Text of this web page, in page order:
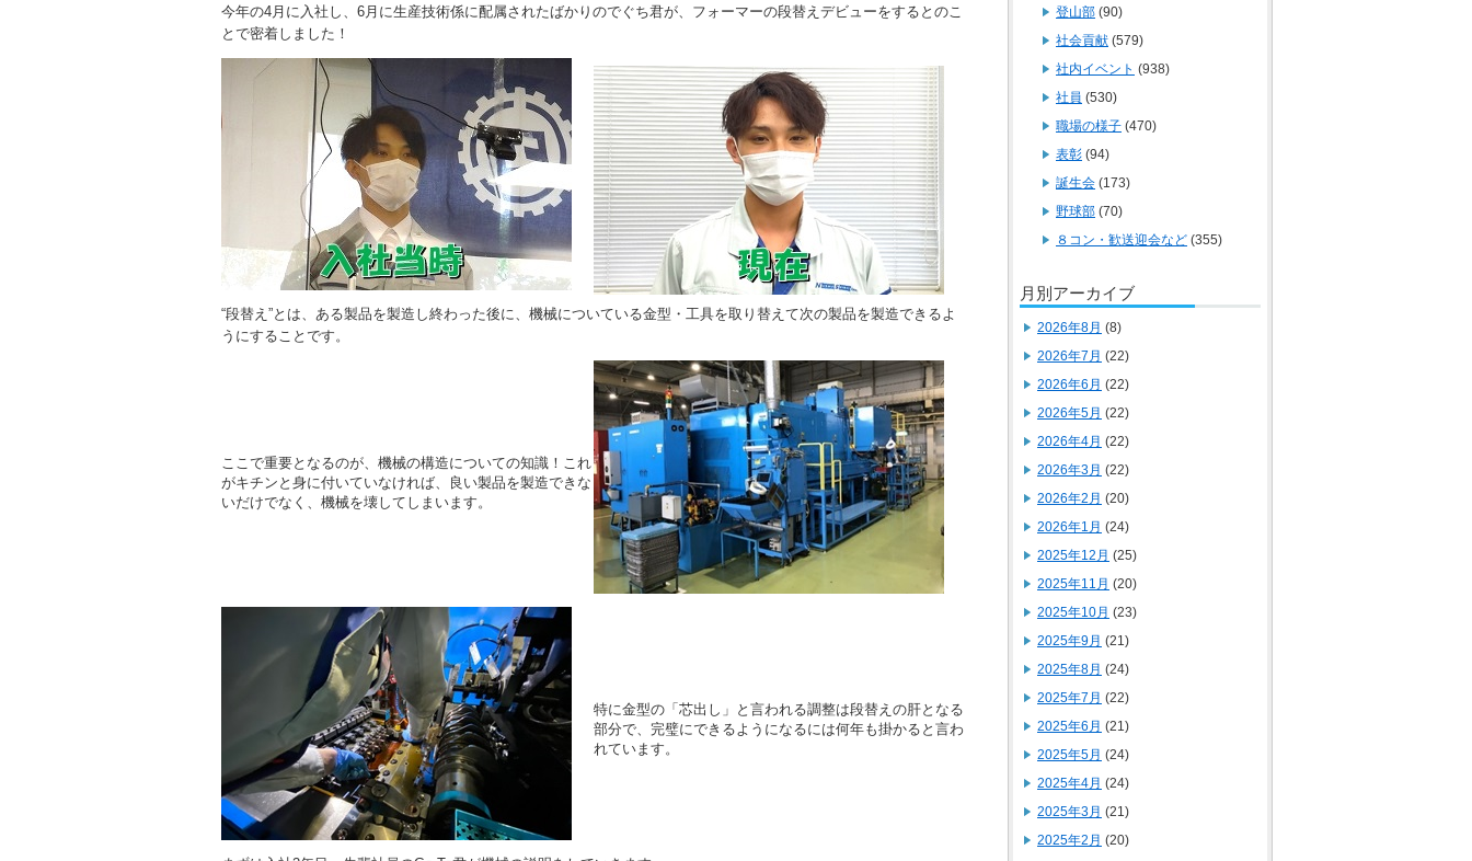
今年の4月に入社し、6月に生産技術係に配属されたばかりのでぐち君が、フォーマーの段替えデビューをするとのこ
とで密着しました！
“段替え”とは、ある製品を製造し終わった後に、機械についている金型・工具を取り替えて次の製品を製造できるよ
うにすることです。
ここで重要となるのが、機械の構造についての知識！これ
がキチンと身に付いていなければ、良い製品を製造できな
いだけでなく、機械を壊してしまいます。
特に金型の「芯出し」と言われる調整は段替えの肝となる
部分で、完璧にできるようになるには何年も掛かると言わ
れています。
登山部 (90)
社会貢献 (579)
社内イベント (938)
社員 (530)
職場の様子 (470)
表彰 (94)
誕生会 (173)
野球部 (70)
８コン・歓送迎会など (355)
月別アーカイブ
2026年8月 (8)
2026年7月 (22)
2026年6月 (22)
2026年5月 (22)
2026年4月 (22)
2026年3月 (22)
2026年2月 (20)
2026年1月 (24)
2025年12月 (25)
2025年11月 (20)
2025年10月 (23)
2025年9月 (21)
2025年8月 (24)
2025年7月 (22)
2025年6月 (21)
2025年5月 (24)
2025年4月 (24)
2025年3月 (21)
2025年2月 (20)